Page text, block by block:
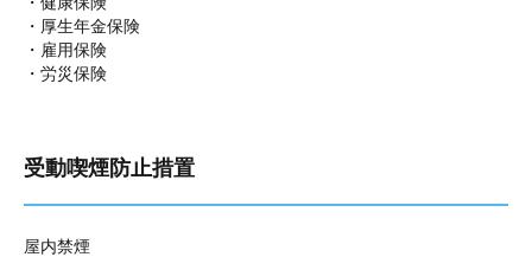
・厚生年金保険
・雇用保険
・労災保険
受動喫煙防止措置
屋内禁煙